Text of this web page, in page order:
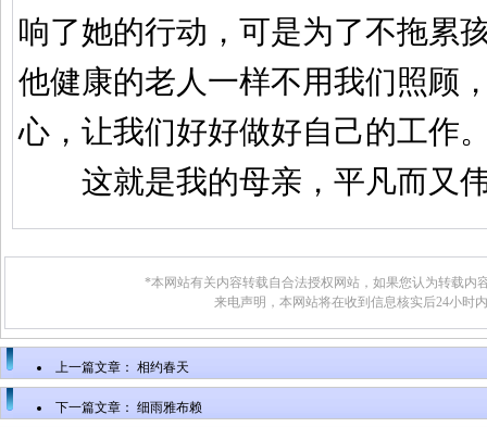
响了她的行动，可是为了不拖累
他健康的老人一样不用我们照顾
心，让我们好好做好自己的工作
这就是我的母亲，平凡而又
*本网站有关内容转载自合法授权网站，如果您认为转载内
来电声明，本网站将在收到信息核实后24小时
上一篇文章： 相约春天
下一篇文章： 细雨雅布赖